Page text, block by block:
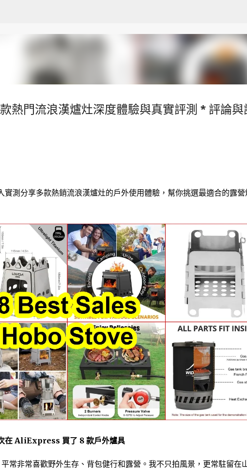
熱門流浪漢爐灶深度體驗與真實評測 * 評論與
實測分享多款熱銷流浪漢爐灶的戶外使用體驗，幫你挑選最適合的露營
在 AliExpress 買了 8 款戶外爐具
常非常喜歡野外生存、背包健行和露營。我不只拍風景，更常駐留在